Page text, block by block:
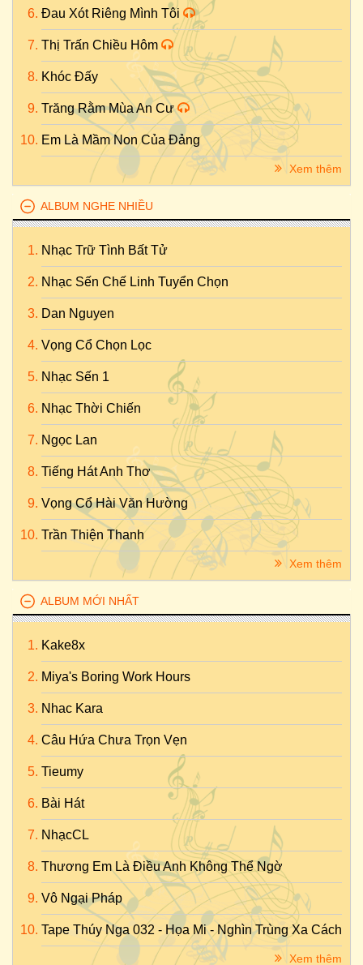
Đau Xót Riêng Mình Tôi
Thị Trấn Chiều Hôm
Khóc Đấy
Trăng Rằm Mùa An Cư
Em Là Mầm Non Của Đảng
Xem thêm
ALBUM NGHE NHIỀU
Nhạc Trữ Tình Bất Tử
Nhạc Sến Chế Linh Tuyển Chọn
Dan Nguyen
Vọng Cổ Chọn Lọc
Nhạc Sến 1
Nhạc Thời Chiến
Ngọc Lan
Tiếng Hát Anh Thơ
Vọng Cổ Hài Văn Hường
Trần Thiện Thanh
Xem thêm
ALBUM MỚI NHẤT
Kake8x
Miya's Boring Work Hours
Nhac Kara
Câu Hứa Chưa Trọn Vẹn
Tieumy
Bài Hát
NhạcCL
Thương Em Là Điều Anh Không Thể Ngờ
Vô Ngại Pháp
Tape Thúy Nga 032 - Họa Mi - Nghìn Trùng Xa Cách
Xem thêm